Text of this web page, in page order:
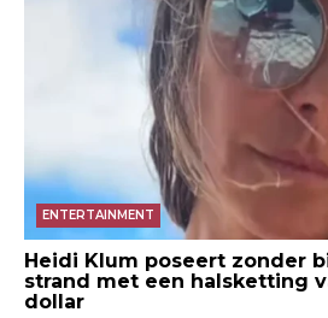
ENTERTAINMENT
Heidi Klum poseert zonder
strand met een halsketting
dollar